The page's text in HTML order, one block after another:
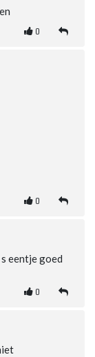
0
0
eentje goed
0